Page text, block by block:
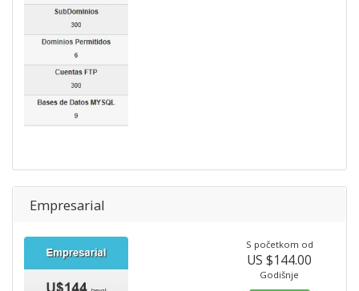
Empresarial
S početkom od
US $144.00
Godišnje